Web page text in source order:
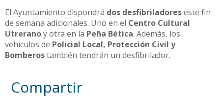
El Ayuntamiento dispondrá dos desfibriladoreseste fin
de semana adicionales. Uno en el Centro Cultural
Utreranoy otra en la Peña Bética. Además, los
vehículos de Policial Local, Protección Civil y
Bomberostambién tendrán un desfibrilador.
Compartir